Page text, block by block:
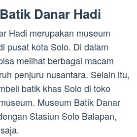
Danar Hadi
Hadi merupakan museum
pusat kota Solo. Di dalam
melihat berbagai macam
penjuru nusantara. Selain itu,
batik khas Solo di toko
Museum Batik Danar
Stasiun Solo Balapan,